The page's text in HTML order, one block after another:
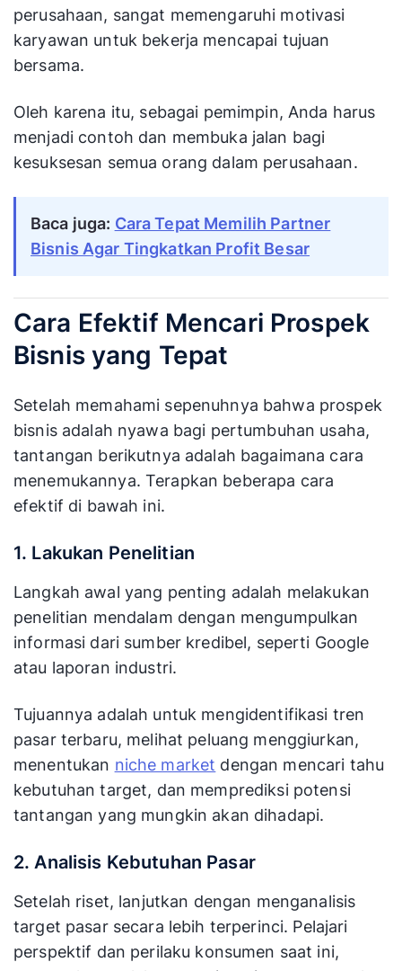
perusahaan, sangat memengaruhi motivasi
karyawan untuk bekerja mencapai tujuan
bersama.
Oleh karena itu, sebagai pemimpin, Anda harus
menjadi contoh dan membuka jalan bagi
kesuksesan semua orang dalam perusahaan.
Baca juga: Cara Tepat Memilih Partner
Bisnis Agar Tingkatkan Profit Besar
Cara Efektif Mencari Prospek
Bisnis yang Tepat
Setelah memahami sepenuhnya bahwa prospek
bisnis adalah nyawa bagi pertumbuhan usaha,
tantangan berikutnya adalah bagaimana cara
menemukannya. Terapkan beberapa cara
efektif di bawah ini.
1. Lakukan Penelitian
Langkah awal yang penting adalah melakukan
penelitian mendalam dengan mengumpulkan
informasi dari sumber kredibel, seperti Google
atau laporan industri.
Tujuannya adalah untuk mengidentifikasi tren
pasar terbaru, melihat peluang menggiurkan,
menentukan niche market dengan mencari tahu
kebutuhan target, dan memprediksi potensi
tantangan yang mungkin akan dihadapi.
2. Analisis Kebutuhan Pasar
Setelah riset, lanjutkan dengan menganalisis
target pasar secara lebih terperinci. Pelajari
perspektif dan perilaku konsumen saat ini,